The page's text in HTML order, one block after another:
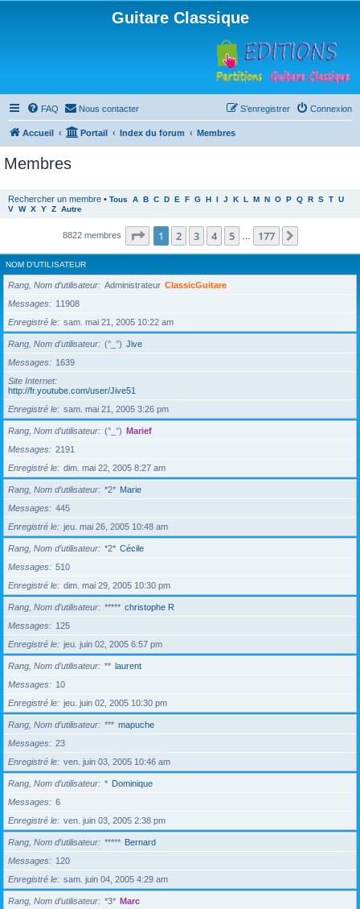
Guitare Classique
FAQ Nous contacter Connexion
S’enregistrer
Accueil Portail Index du forum Membres
Membres
Rechercher un membre • Tous A B C D E F G H I J K L M N O P Q R S T U
V W X Y Z Autre
8822 membres Page 1sur177
1 2 3 4 5 177
NOM D’UTILISATEUR
Rang, Nom d’utilisateur Administrateur ClassicGuitare
Messages
11908
Enregistré le
sam. mai 21, 2005 10:22 am
Rang, Nom d’utilisateur (°_°) Jive
Messages
1639
Site Internet
http://fr.youtube.com/user/Jive51
Enregistré le
sam. mai 21, 2005 3:26 pm
Rang, Nom d’utilisateur (°_°) Marief
Messages
2191
Enregistré le
dim. mai 22, 2005 8:27 am
Rang, Nom d’utilisateur *2* Marie
Messages
445
Enregistré le
jeu. mai 26, 2005 10:48 am
Rang, Nom d’utilisateur *2* Cécile
Messages
510
Enregistré le
dim. mai 29, 2005 10:30 pm
Rang, Nom d’utilisateur ***** christophe R
Messages
125
Enregistré le
jeu. juin 02, 2005 6:57 pm
Rang, Nom d’utilisateur ** laurent
Messages
10
Enregistré le
jeu. juin 02, 2005 10:30 pm
Rang, Nom d’utilisateur *** mapuche
Messages
23
Enregistré le
ven. juin 03, 2005 10:46 am
Rang, Nom d’utilisateur * Dominique
Messages
6
Enregistré le
ven. juin 03, 2005 2:38 pm
Rang, Nom d’utilisateur ***** Bernard
Messages
120
Enregistré le
sam. juin 04, 2005 4:29 am
Rang, Nom d’utilisateur *3* Marc